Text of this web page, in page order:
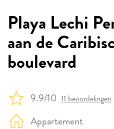
Playa Lechi
aan de
boulevard
9.9/10 11 beoordelingen
Appartement